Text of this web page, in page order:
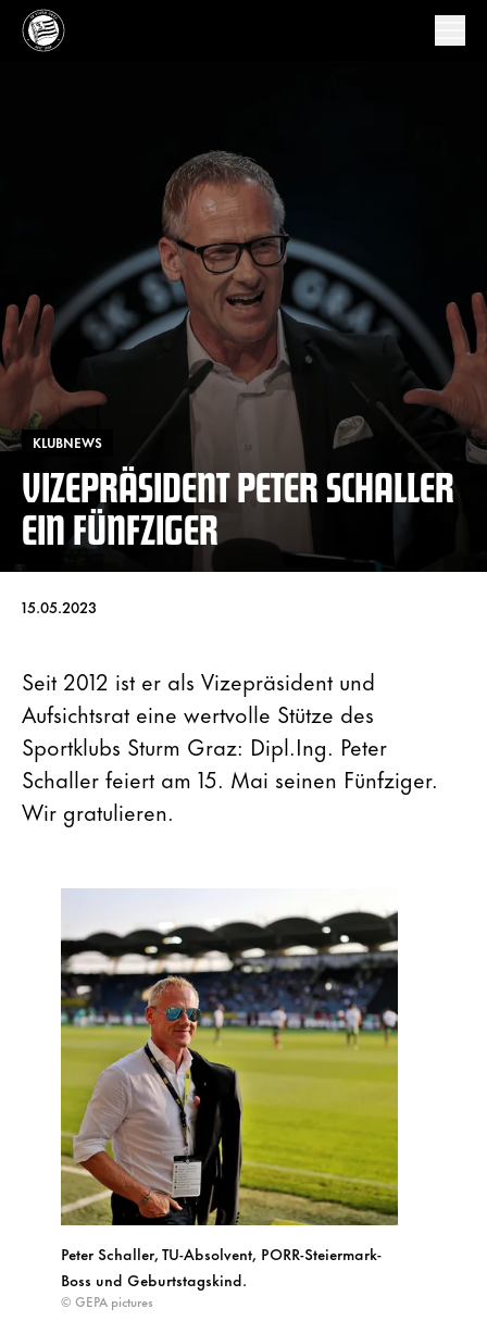
KLUBNEWS
VIZEPRÄSIDENT PETER SCHALLER
EIN FÜNFZIGER
15.05.2023
Seit 2012 ist er als Vizepräsident und
Aufsichtsrat eine wertvolle Stütze des
Sportklubs Sturm Graz: Dipl.Ing. Peter
Schaller feiert am 15. Mai seinen Fünfziger.
Wir gratulieren.
Peter Schaller, TU-Absolvent, PORR-Steiermark-
Boss und Geburtstagskind.
© GEPA pictures